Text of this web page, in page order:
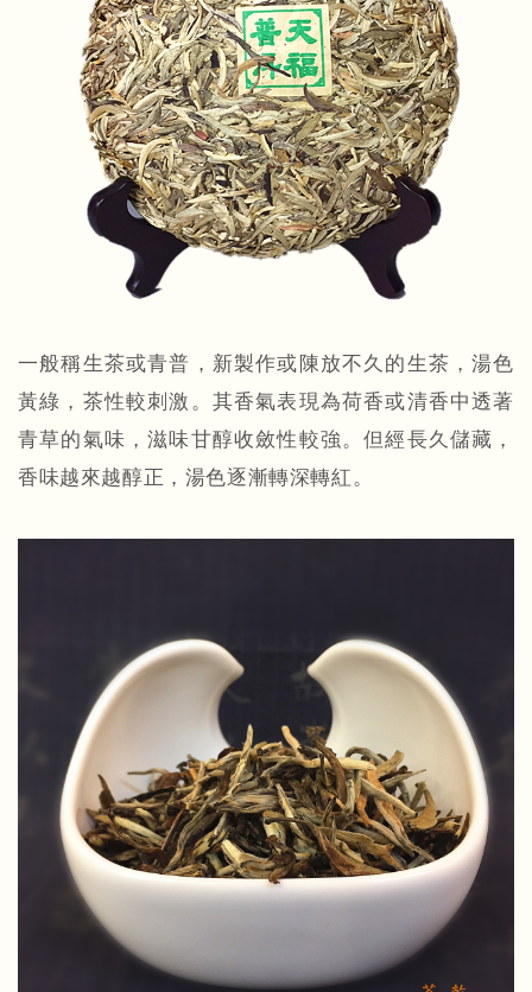
一般稱生茶或青普，新製作或陳放不久的生茶，湯色
黃綠，茶性較刺激。其香氣表現為荷香或清香中透著
青草的氣味，滋味甘醇收斂性較強。但經長久儲藏，
香味越來越醇正，湯色逐漸轉深轉紅。